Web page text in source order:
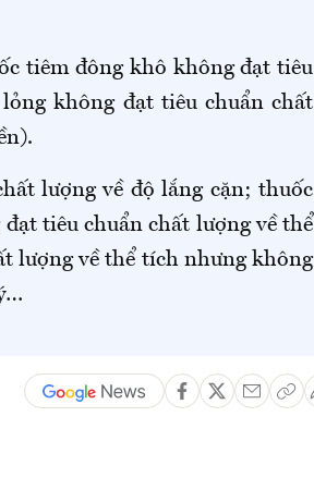
tiêm đông khô không đạt tiêu
không đạt tiêu chuẩn chất
lượng về độ lắng cặn; thuốc
tiêu chuẩn chất lượng về thể
lượng về thể tích nhưng không